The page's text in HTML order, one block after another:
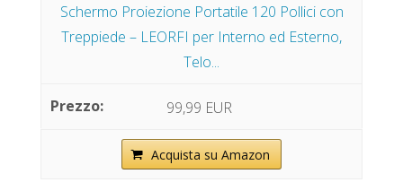
Schermo Proiezione Portatile 120 Pollici con
Treppiede – LEORFI per Interno ed Esterno,
Telo...
99,99 EUR
Acquista su Amazon